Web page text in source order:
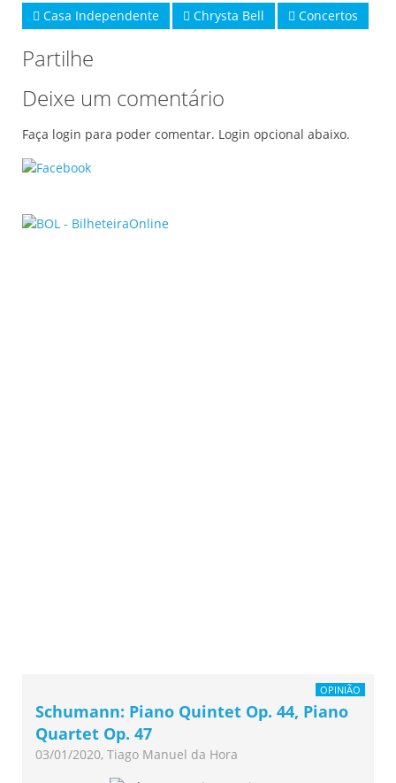
Casa Independente Chrysta Bell Concertos
Partilhe
Deixe um comentário
Faça login para poder comentar. Login opcional abaixo.
OPINIÃO
Schumann: Piano Quintet Op. 44, Piano
Quartet Op. 47
03/01/2020, Tiago Manuel da Hora